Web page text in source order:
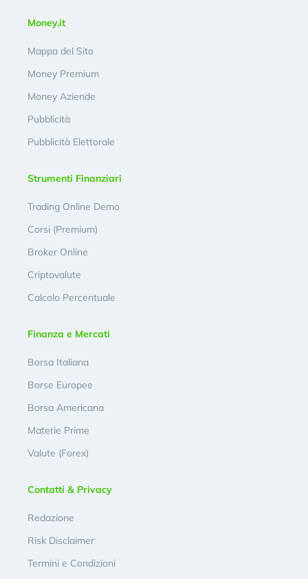
Money.it
Mappa del Sito
Money Premium
Money Aziende
Pubblicità
Pubblicità Elettorale
Strumenti Finanziari
Trading Online Demo
Corsi (Premium)
Broker Online
Criptovalute
Calcolo Percentuale
Finanza e Mercati
Borsa Italiana
Borse Europee
Borsa Americana
Materie Prime
Valute (Forex)
Contatti & Privacy
Redazione
Risk Disclaimer
Termini e Condizioni